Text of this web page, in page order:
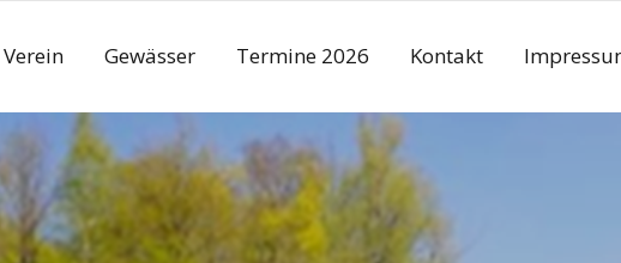
Verein Gewässer Termine 2026 Kontakt